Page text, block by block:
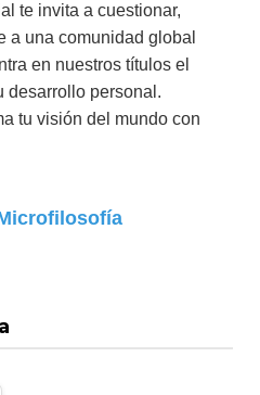
te invita a cuestionar,
a una comunidad global
en nuestros títulos el
desarrollo personal.
tu visión del mundo con